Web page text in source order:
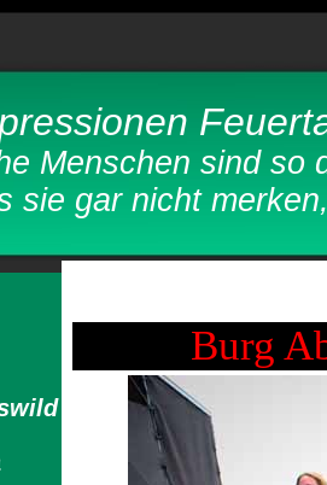
sind so
gar nicht merken,
Burg